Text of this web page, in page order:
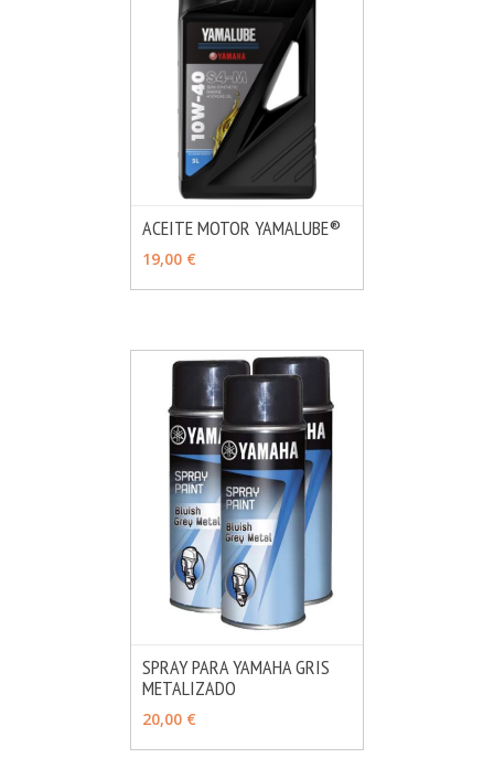
ACEITE MOTOR YAMALUBE®
19,00 €
VER OPCIONES
SPRAY PARA YAMAHA GRIS
METALIZADO
20,00 €